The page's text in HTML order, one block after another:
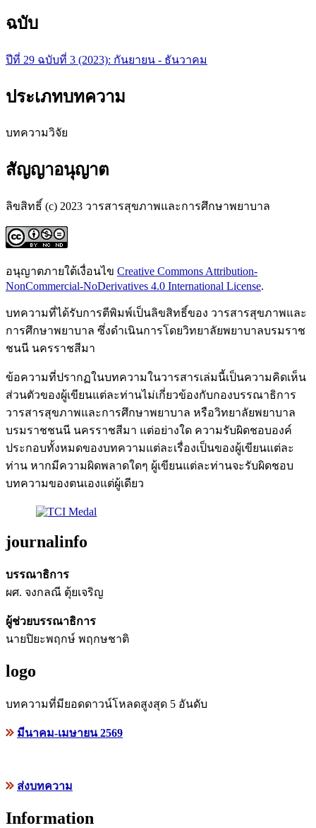
ฉบับ
ปีที่ 29 ฉบับที่ 3 (2023): กันยายน - ธันวาคม
ประเภทบทความ
บทความวิจัย
สัญญาอนุญาต
ลิขสิทธิ์ (c) 2023 วารสารสุขภาพและการศึกษาพยาบาล
อนุญาตภายใต้เงื่อนไข Creative Commons Attribution-
NonCommercial-NoDerivatives 4.0 International License.
บทความที่ได้รับการตีพิมพ์เป็นลิขสิทธิ์ของ วารสารสุขภาพและ
การศึกษาพยาบาล ซึ่งดำเนินการโดยวิทยาลัยพยาบาลบรมราช
ชนนี นครราชสีมา
ข้อความที่ปรากฏในบทความในวารสารเล่มนี้เป็นความคิดเห็น
ส่วนตัวของผู้เขียนแต่ละท่านไม่เกี่ยวข้องกับกองบรรณาธิการ
วารสารสุขภาพและการศึกษาพยาบาล หรือวิทยาลัยพยาบาล
บรมราชชนนี นครราชสีมา แต่อย่างใด ความรับผิดชอบองค์
ประกอบทั้งหมดของบทความแต่ละเรื่องเป็นของผู้เขียนแต่ละ
ท่าน หากมีความผิดพลาดใดๆ ผู้เขียนแต่ละท่านจะรับผิดชอบ
บทความของตนเองแต่ผู้เดียว
journalinfo
บรรณาธิการ
ผศ. จงกลณี ตุ้ยเจริญ
ผู้ช่วยบรรณาธิการ
นายปิยะพฤกษ์ พฤกษชาติ
logo
บทความที่มียอดดาวน์โหลดสูงสุด 5 อันดับ
มีนาคม-เมษายน 2569
ส่งบทความ
Information